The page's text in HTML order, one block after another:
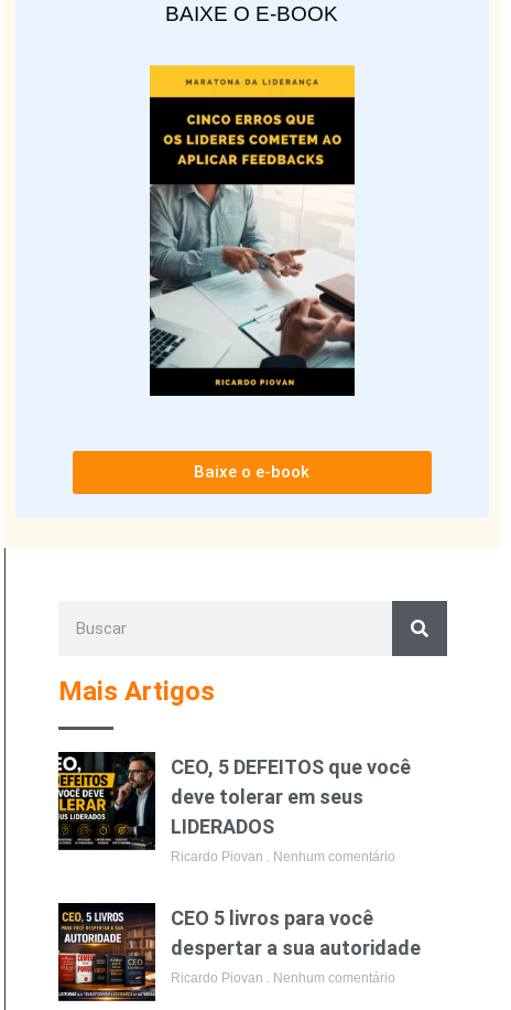
BAIXE O E-BOOK
Baixe o e-book
Mais Artigos
CEO, 5 DEFEITOS que você
deve tolerar em seus
LIDERADOS
Ricardo Piovan Nenhum comentário
CEO 5 livros para você
despertar a sua autoridade
Ricardo Piovan Nenhum comentário